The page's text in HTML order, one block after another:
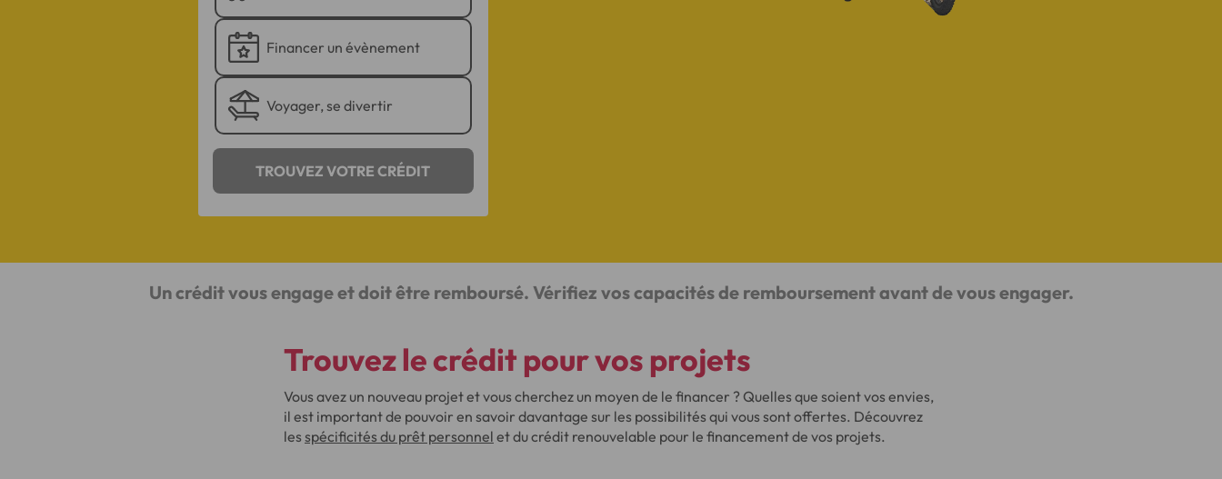
Financer un évènement
Voyager, se divertir
TROUVEZ VOTRE CRÉDIT
Un crédit vous engage et doit être remboursé. Vérifiez vos capacités de remboursement avant de vous engager.
Trouvez le crédit pour vos projets
Vous avez un nouveau projet et vous cherchez un moyen de le financer ? Quelles que soient vos envies,
il est important de pouvoir en savoir davantage sur les possibilités qui vous sont offertes. Découvrez
les spécificités du prêt personnel et du crédit renouvelable pour le financement de vos projets.